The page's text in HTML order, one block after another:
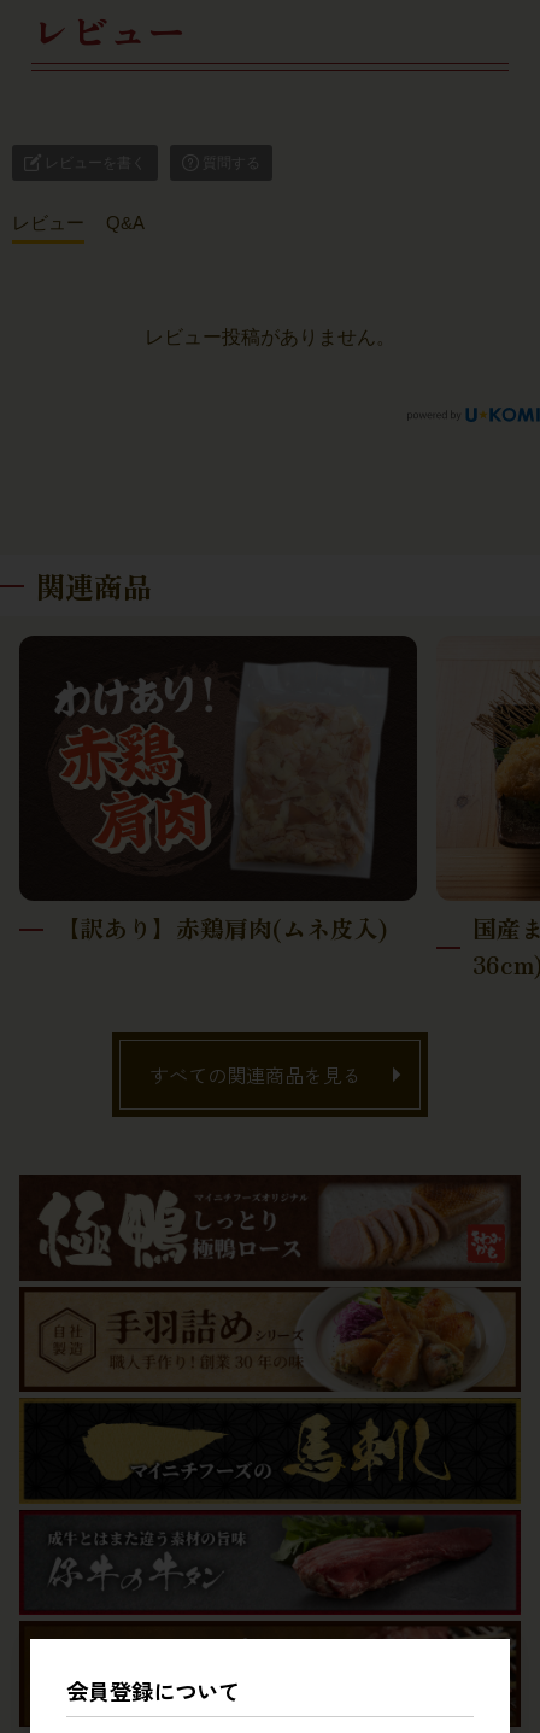
レビュー
レビューを書く 質問する
レビュー Q&A
レビュー投稿がありません。
関連商品
【訳あり】赤鶏肩肉(ムネ皮入)
国産
すべての関連商品を見る
会員登録について